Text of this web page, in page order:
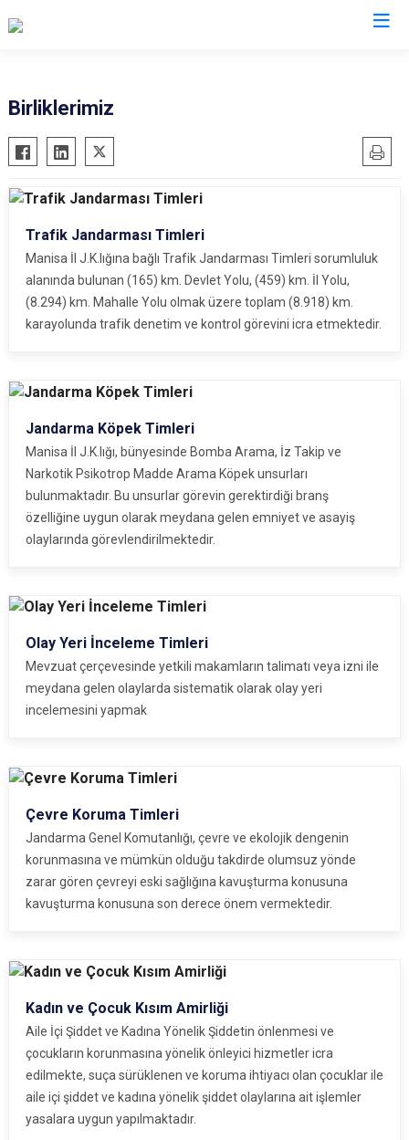
Birliklerimiz
Trafik Jandarması Timleri
Manisa İl J.K.lığına bağlı Trafik Jandarması Timleri sorumluluk
alanında bulunan (165) km. Devlet Yolu, (459) km. İl Yolu,
(8.294) km. Mahalle Yolu olmak üzere toplam (8.918) km.
karayolunda trafik denetim ve kontrol görevini icra etmektedir.
Jandarma Köpek Timleri
Manisa İl J.K.lığı, bünyesinde Bomba Arama, İz Takip ve
Narkotik Psikotrop Madde Arama Köpek unsurları
bulunmaktadır. Bu unsurlar görevin gerektirdiği branş
özelliğine uygun olarak meydana gelen emniyet ve asayiş
olaylarında görevlendirilmektedir.
Olay Yeri İnceleme Timleri
Mevzuat çerçevesinde yetkili makamların talimatı veya izni ile
meydana gelen olaylarda sistematik olarak olay yeri
incelemesini yapmak
Çevre Koruma Timleri
Jandarma Genel Komutanlığı, çevre ve ekolojik dengenin
korunmasına ve mümkün olduğu takdirde olumsuz yönde
zarar gören çevreyi eski sağlığına kavuşturma konusuna
kavuşturma konusuna son derece önem vermektedir.
Kadın ve Çocuk Kısım Amirliği
Aile İçi Şiddet ve Kadına Yönelik Şiddetin önlenmesi ve
çocukların korunmasına yönelik önleyici hizmetler icra
edilmekte, suça sürüklenen ve koruma ihtiyacı olan çocuklar ile
aile içi şiddet ve kadına yönelik şiddet olaylarına ait işlemler
yasalara uygun yapılmaktadır.